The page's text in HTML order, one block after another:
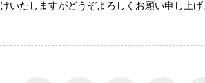
けいたしますがどうぞよろしくお願い申し上